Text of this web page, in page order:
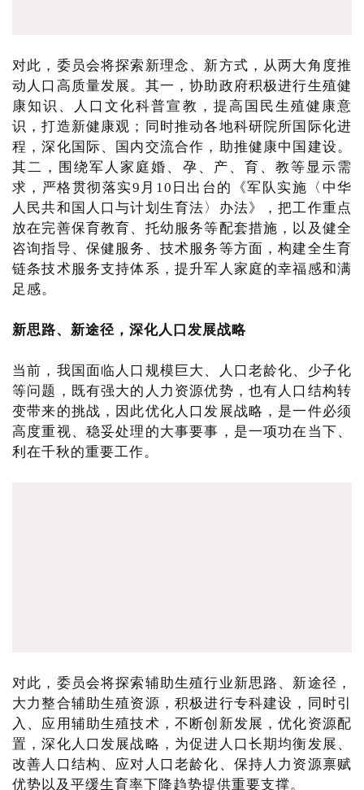
对此，委员会将探索新理念、新方式，从两大角度推
动人口高质量发展。其一，协助政府积极进行生殖健
康知识、人口文化科普宣教，提高国民生殖健康意
识，打造新健康观；同时推动各地科研院所国际化进
程，深化国际、国内交流合作，助推健康中国建设。
其二，围绕军人家庭婚、孕、产、育、教等显示需
求，严格贯彻落实9月10日出台的《军队实施〈中华
人民共和国人口与计划生育法〉办法》，把工作重点
放在完善保育教育、托幼服务等配套措施，以及健全
咨询指导、保健服务、技术服务等方面，构建全生育
链条技术服务支持体系，提升军人家庭的幸福感和满
足感。
新思路、新途径，深化人口发展战略
当前，我国面临人口规模巨大、人口老龄化、少子化
等问题，既有强大的人力资源优势，也有人口结构转
变带来的挑战，因此优化人口发展战略，是一件必须
高度重视、稳妥处理的大事要事，是一项功在当下、
利在千秋的重要工作。
对此，委员会将探索辅助生殖行业新思路、新途径，
大力整合辅助生殖资源，积极进行专科建设，同时引
入、应用辅助生殖技术，不断创新发展，优化资源配
置，深化人口发展战略，为促进人口长期均衡发展、
改善人口结构、应对人口老龄化、保持人力资源禀赋
优势以及平缓生育率下降趋势提供重要支撑。